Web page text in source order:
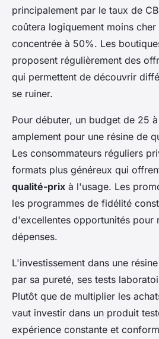
principalement par le taux de
coûtera logiquement moins
concentrée à 50%. Les
proposent régulièrement des
qui permettent de découvrir
se ruiner.
Pour débuter, un budget de 25
amplement pour une résine de
Les consommateurs réguliers
formats plus généreux qui
qualité-prix à l'usage. Les
les programmes de fidélité
d'excellentes opportunités pour
dépenses.
L'investissement dans une
par sa pureté, ses tests
Plutôt que de multiplier les
vaut investir dans un produit
expérience constante et